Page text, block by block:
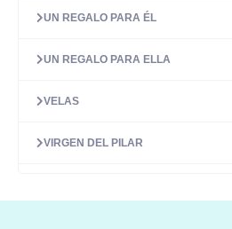
UN REGALO PARA ÉL
UN REGALO PARA ELLA
VELAS
VIRGEN DEL PILAR